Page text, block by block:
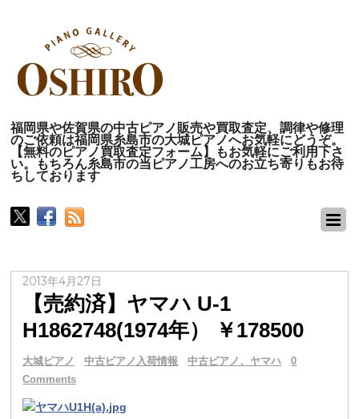
福岡県や佐賀県の中古ピアノ販売や買取査定、調律や修理
のご依頼は福岡県糸島市の大城ピアノへお気軽にどうぞ。
【無料のピアノ買取査定フォーム】もお気軽にご利用下さ
い。もちろん糸島市の当ピアノ工房へのお立ち寄りもお待
ちしております
2013年4月27日
【売約済】ヤマハ U-1
H1862748(1974年） ￥178500
大城ピアノ 中古ピアノ入荷情報 中古ピアノ、ヤマハ
0
Comments